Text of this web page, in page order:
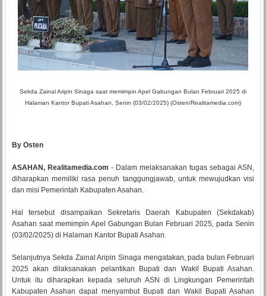
Sekda Zainal Aripin Sinaga saat memimpin Apel Gabungan Bulan Februari 2025 di
Halaman Kantor Bupati Asahan, Senin (03/02/2025) (Osten/Realitamedia.com)
By Osten
ASAHAN, Realitamedia.com - Dalam melaksanakan tugas sebagai ASN,
diharapkan memiliki rasa penuh tanggungjawab, untuk mewujudkan visi
dan misi Pemerintah Kabupaten Asahan.
Hal tersebut disampaikan Sekretaris Daerah Kabupaten (Sekdakab)
Asahan saat memimpin Apel Gabungan Bulan Februari 2025, pada Senin
(03/02/2025) di Halaman Kantor Bupati Asahan.
Selanjutnya Sekda Zainal Aripin Sinaga mengatakan, pada bulan Februari
2025 akan dilaksanakan pelantikan Bupati dan Wakil Bupati Asahan.
Untuk itu diharapkan kepada seluruh ASN di Lingkungan Pemerintah
Kabupaten Asahan dapat menyambut Bupati dan Wakil Bupati Asahan